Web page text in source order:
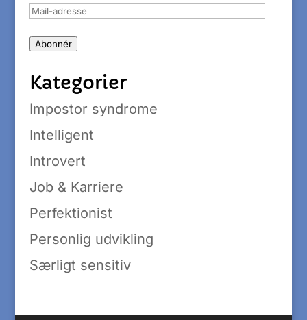
Mail-
Abonnér
Kategorier
Impostor syndrome
Intelligent
Introvert
Job & Karriere
Perfektionist
Personlig udvikling
Særligt sensitiv